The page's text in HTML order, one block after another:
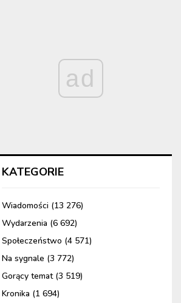
ad
KATEGORIE
Wiadomości (13 276)
Wydarzenia (6 692)
Społeczeństwo (4 571)
Na sygnale (3 772)
Gorący temat(3 519)
Kronika (1 694)